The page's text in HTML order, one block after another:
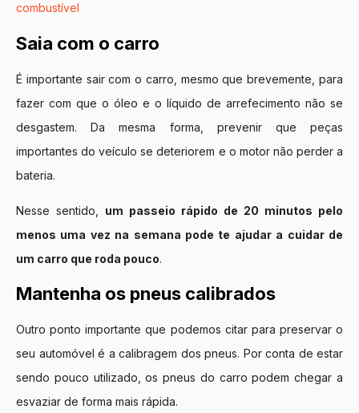
combustível
Saia com o carro
É importante sair com o carro, mesmo que brevemente, para
fazer com que o óleo e o líquido de arrefecimento não se
desgastem. Da mesma forma, prevenir que peças
importantes do veículo se deteriorem e o motor não perder a
bateria.
Nesse sentido, um passeio rápido de 20 minutos pelo
menos uma vez na semana pode te ajudar a cuidar de
um carro que roda pouco.
Mantenha os pneus calibrados
Outro ponto importante que podemos citar para preservar o
seu automóvel é a calibragem dos pneus. Por conta de estar
sendo pouco utilizado, os pneus do carro podem chegar a
esvaziar de forma mais rápida.